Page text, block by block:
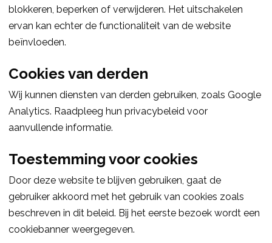
blokkeren, beperken of verwijderen. Het uitschakelen
ervan kan echter de functionaliteit van de website
beïnvloeden.
Cookies van derden
Wij kunnen diensten van derden gebruiken, zoals Google
Analytics. Raadpleeg hun privacybeleid voor
aanvullende informatie.
Toestemming voor cookies
Door deze website te blijven gebruiken, gaat de
gebruiker akkoord met het gebruik van cookies zoals
beschreven in dit beleid. Bij het eerste bezoek wordt een
cookiebanner weergegeven.